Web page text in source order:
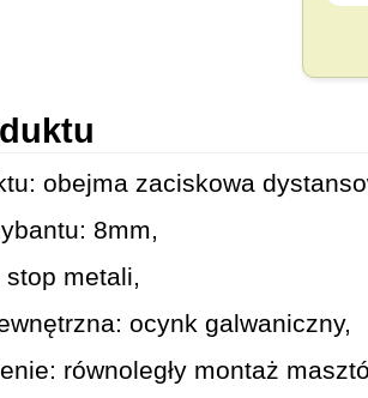
obejma zaciskowa
8mm,
stop metali,
ocynk galwaniczny,
równoległy montaż